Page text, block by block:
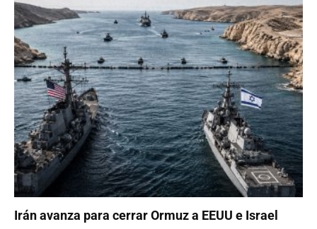
Irán avanza para cerrar Ormuz a EEUU e Israel